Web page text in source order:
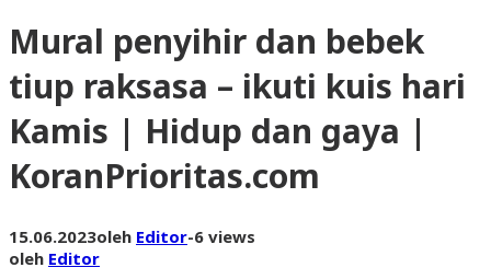
Mural penyihir dan bebek
tiup raksasa – ikuti kuis hari
Kamis | Hidup dan gaya |
KoranPrioritas.com
15.06.2023oleh Editor-6 views
oleh Editor